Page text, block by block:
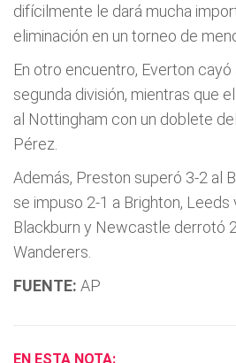
difícilmente le dará mucha
eliminación en un torneo de
En otro encuentro, Everton
segunda división, mientras que
al Nottingham con un doblete
Pérez.
Además, Preston superó 3-2 al
se impuso 2-1 a Brighton, Leeds
Blackburn y Newcastle derrotó
Wanderers.
FUENTE: AP
EN ESTA NOTA: